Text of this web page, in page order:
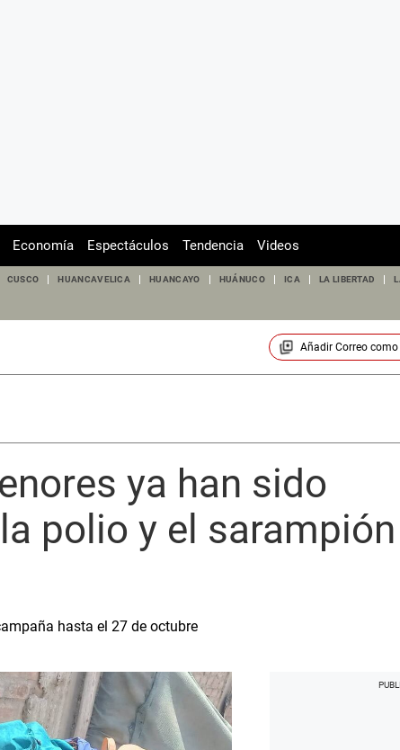
Economía Espectáculos Tendencia Videos
CUSCO HUANCAVELICA HUANCAYO HUÁNUCO ICA LA LIBERTAD
Añadir Correocomo
ya han sido
polio y el
hasta el 27 de octubre